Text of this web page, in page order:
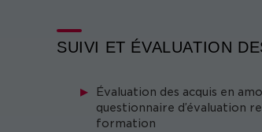
SUIVI ET ÉVALUATION
Évaluation des acquis en
questionnaire d’évaluation
formation